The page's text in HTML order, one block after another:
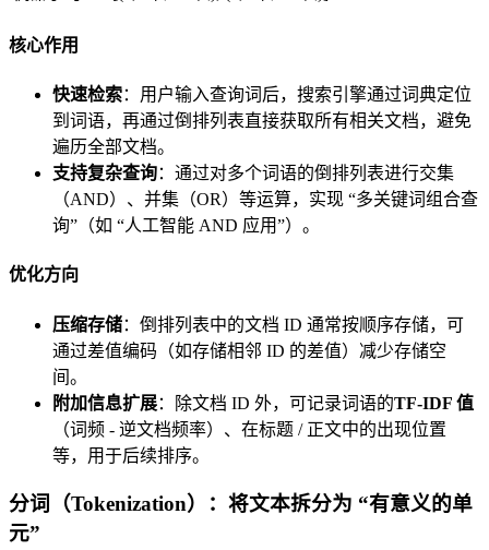
核心作用
快速检索：用户输入查询词后，搜索引擎通过词典定位
到词语，再通过倒排列表直接获取所有相关文档，避免
遍历全部文档。
支持复杂查询：通过对多个词语的倒排列表进行交集
（AND）、并集（OR）等运算，实现 “多关键词组合查
询”（如 “人工智能 AND 应用”）。
优化方向
压缩存储：倒排列表中的文档 ID 通常按顺序存储，可
通过差值编码（如存储相邻 ID 的差值）减少存储空
间。
附加信息扩展：除文档 ID 外，可记录词语的TF-IDF 值
（词频 - 逆文档频率）、在标题 / 正文中的出现位置
等，用于后续排序。
分词（Tokenization）：将文本拆分为 “有意义的单
元”